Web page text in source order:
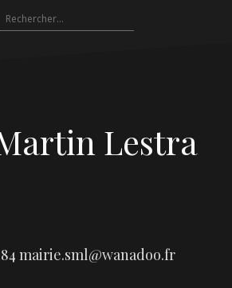
Rechercher :
Lestra
mairie.sml@wanadoo.fr